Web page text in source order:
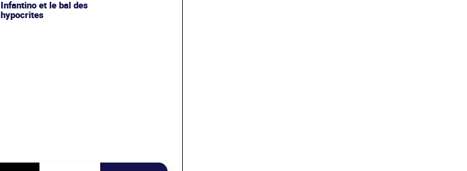
Infantino et le bal des
hypocrites